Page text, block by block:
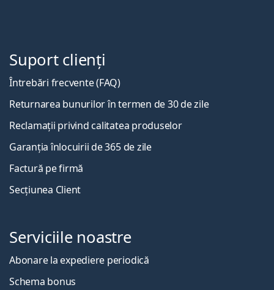
Suport clienți
Întrebări frecvente (FAQ)
Returnarea bunurilor în termen de 30 de zile
Reclamații privind calitatea produselor
Garanția înlocuirii de 365 de zile
Factură pe firmă
Secțiunea Client
Serviciile noastre
Abonare la expediere periodică
Schema bonus